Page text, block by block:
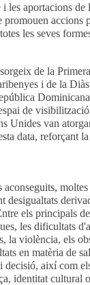
les aportacions de
promouen accions
les seves
de la
i de la
de
Unides van
data, reforçant
desigualtats
els principals
les dificultats
la violència, els
en matèria de
decisió, així com
identitat cultural